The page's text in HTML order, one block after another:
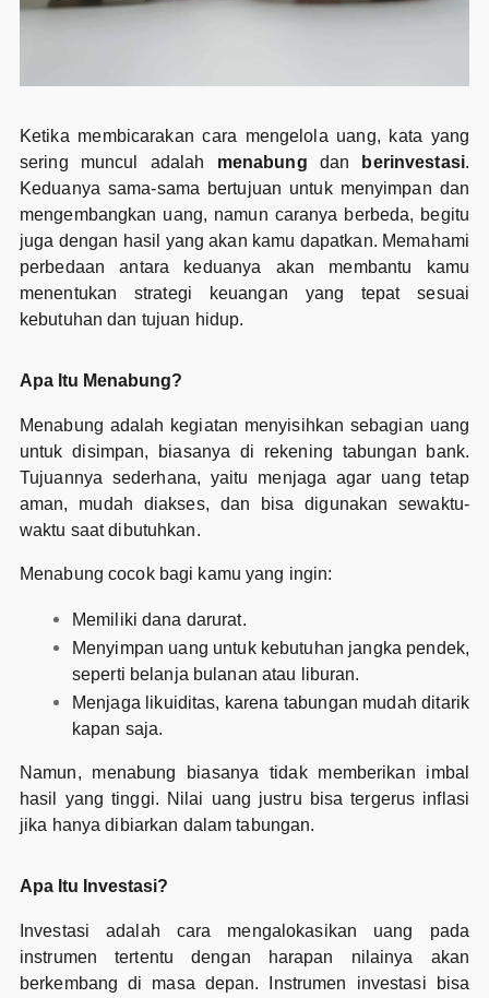
Ketika membicarakan cara mengelola uang, kata yang
sering muncul adalah menabung dan berinvestasi.
Keduanya sama-sama bertujuan untuk menyimpan dan
mengembangkan uang, namun caranya berbeda, begitu
juga dengan hasil yang akan kamu dapatkan. Memahami
perbedaan antara keduanya akan membantu kamu
menentukan strategi keuangan yang tepat sesuai
kebutuhan dan tujuan hidup.
Apa Itu Menabung?
Menabung adalah kegiatan menyisihkan sebagian uang
untuk disimpan, biasanya di rekening tabungan bank.
Tujuannya sederhana, yaitu menjaga agar uang tetap
aman, mudah diakses, dan bisa digunakan sewaktu-
waktu saat dibutuhkan.
Menabung cocok bagi kamu yang ingin:
Memiliki dana darurat.
Menyimpan uang untuk kebutuhan jangka pendek,
seperti belanja bulanan atau liburan.
Menjaga likuiditas, karena tabungan mudah ditarik
kapan saja.
Namun, menabung biasanya tidak memberikan imbal
hasil yang tinggi. Nilai uang justru bisa tergerus inflasi
jika hanya dibiarkan dalam tabungan.
Apa Itu Investasi?
Investasi adalah cara mengalokasikan uang pada
instrumen tertentu dengan harapan nilainya akan
berkembang di masa depan. Instrumen investasi bisa